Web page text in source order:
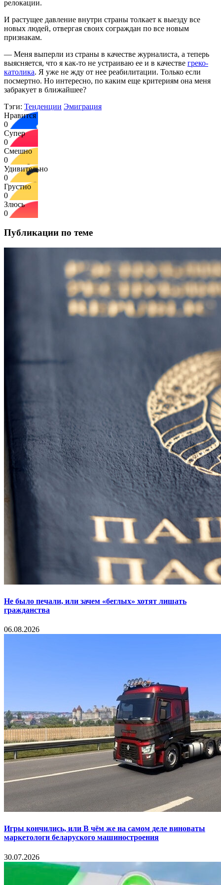
релокации.
И растущее давление внутри страны толкает к выезду все
новых людей, отвергая своих сограждан по все новым
признакам.
— Меня выперли из страны в качестве журналиста, а теперь
выясняется, что я как-то не устраиваю ее и в качестве греко-
католика. Я уже не жду от нее реабилитации. Только если
посмертно. Но интересно, по каким еще критериям она меня
забракует в ближайшее?
Тэги: Тенденции Эмиграция
Нравится
0
Супер
0
Смешно
0
Удивительно
0
Грустно
0
Злюсь
0
Публикации по теме
Не было печали, или зачем «беглых» хотят лишать
гражданства
06.08.2026
Игры кончились, или В чём же на самом деле виноваты
маркетологи беларуского машиностроения
30.07.2026